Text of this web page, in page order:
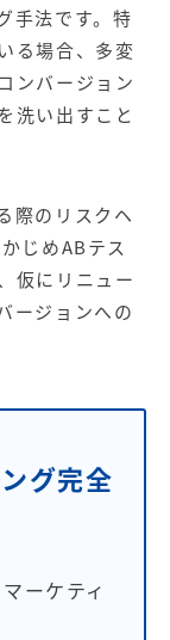
手法です。特
る場合、多変
ンバージョン
洗い出すこと
際のリスクヘ
じめABテス
仮にリニュー
ージョンへの
グ完全
ーケティ